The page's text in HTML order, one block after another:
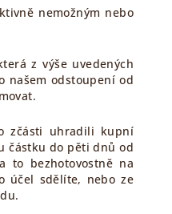
nemožným nebo
z výše uvedených
našem odstoupení od
zčásti uhradili kupní
částku do pěti dnů od
to bezhotovostně na
účel sdělíte, nebo ze